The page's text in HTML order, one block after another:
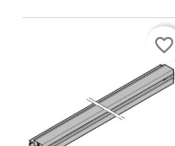
favorite_border